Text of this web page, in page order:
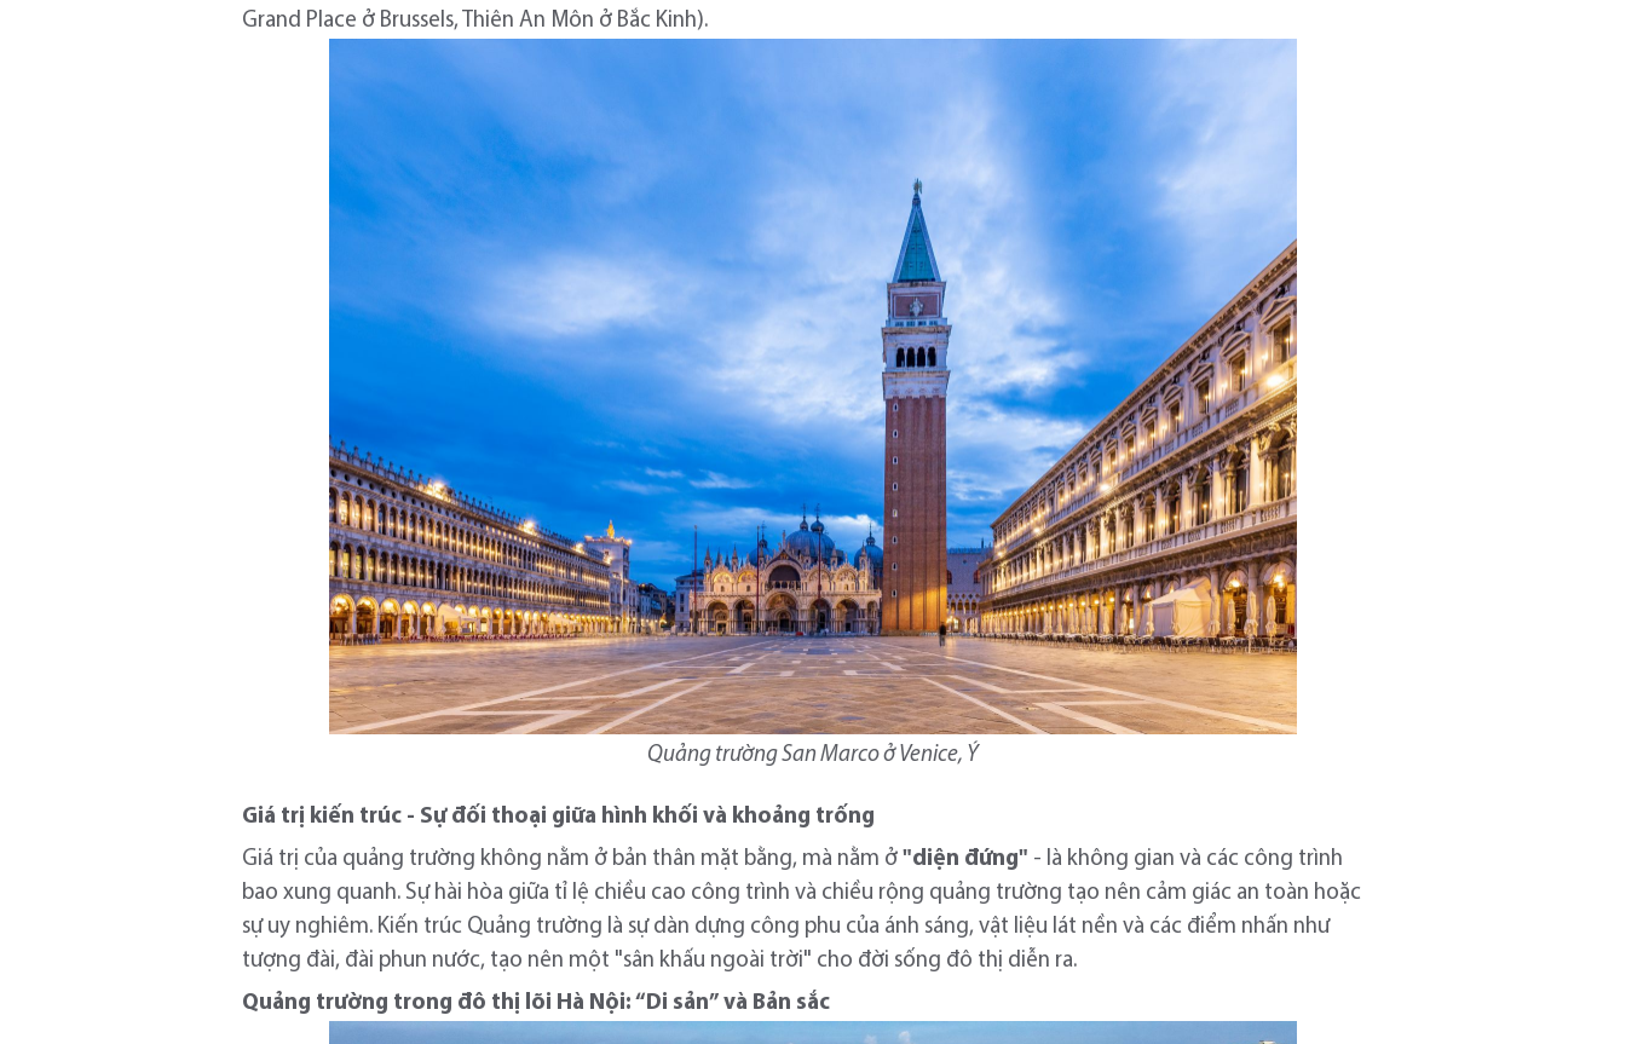
Grand Place ở Brussels, Thiên An Môn ở Bắc Kinh).
Quảng trường San Marco ở Venice, Ý
Giá trị kiến trúc - Sự đối thoại giữa hình khối và khoảng trống
Giá trị của quảng trường không nằm ở bản thân mặt bằng, mà nằm ở "diện đứng" - là không gian và các công trình
bao xung quanh. Sự hài hòa giữa tỉ lệ chiều cao công trình và chiều rộng quảng trường tạo nên cảm giác an toàn hoặc
sự uy nghiêm. Kiến trúc Quảng trường là sự dàn dựng công phu của ánh sáng, vật liệu lát nền và các điểm nhấn như
tượng đài, đài phun nước, tạo nên một "sân khấu ngoài trời" cho đời sống đô thị diễn ra.
Quảng trường trong đô thị lõi Hà Nội: “Di sản” và Bản sắc